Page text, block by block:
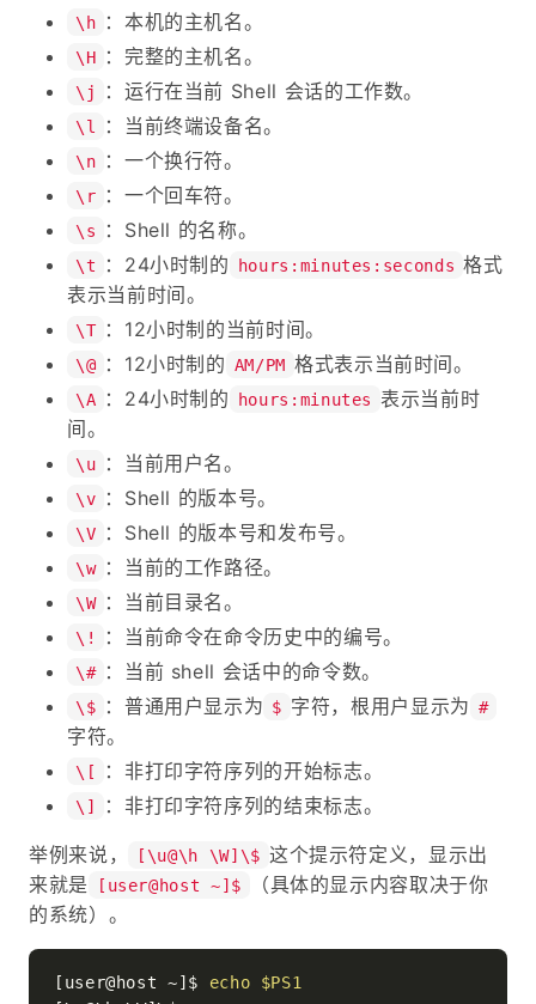
\h ：本机的主机名。
\H ：完整的主机名。
\j ：运行在当前 Shell 会话的工作数。
\l ：当前终端设备名。
\n ：一个换行符。
\r ：一个回车符。
\s ：Shell 的名称。
\t ：24小时制的 hours:minutes:seconds 格式
表示当前时间。
\T ：12小时制的当前时间。
\@ ：12小时制的 AM/PM 格式表示当前时间。
\A ：24小时制的 hours:minutes 表示当前时
间。
\u ：当前用户名。
\v ：Shell 的版本号。
\V ：Shell 的版本号和发布号。
\w ：当前的工作路径。
\W ：当前目录名。
\! ：当前命令在命令历史中的编号。
\# ：当前 shell 会话中的命令数。
\$ ：普通用户显示为 $ 字符，根用户显示为 #
字符。
\[ ：非打印字符序列的开始标志。
\] ：非打印字符序列的结束标志。
举例来说， [\u@\h \W]\$ 这个提示符定义，显示出
来就是
[user@host ~]$
（具体的显示内容取决于你
的系统）。
[user@host ~]$ echo
$PS1